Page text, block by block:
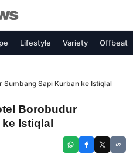
Lifestyle Variety Offbeat
Sapi Kurban ke Istiqlal
Borobudur
Istiqlal